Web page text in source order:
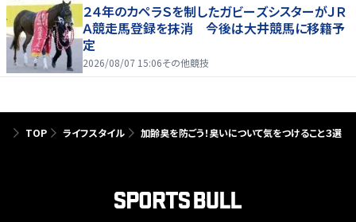
２４年のカペラＳを制したガビーズシスターがＪＲ
Ａ競走馬登録を抹消 今後は大井競馬に移籍予
定
2026/08/07 15:06その他競技
TOP ライフスタイル 加齢臭を防ごう！臭いについて気をつけること３選